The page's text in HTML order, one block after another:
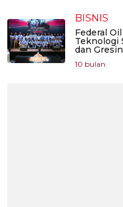
BISNIS
Federal
Teknologi
dan
10 bulan